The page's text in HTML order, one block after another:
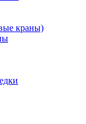
краны)